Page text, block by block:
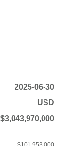
2025-06-30
USD
$3,043,970,000